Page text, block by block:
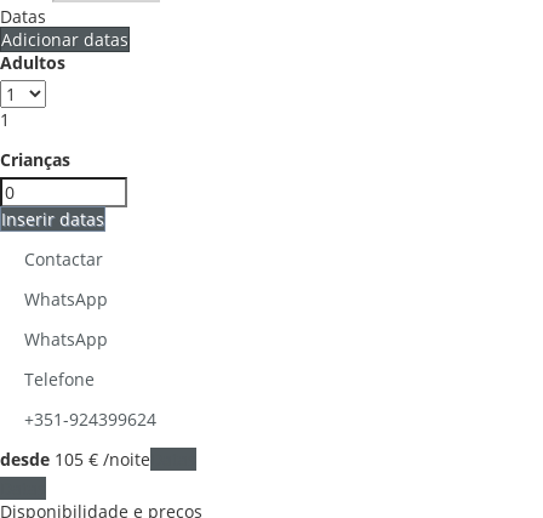
Datas
Adicionar datas
Adultos
1
Crianças
Inserir datas
Contactar
WhatsApp
WhatsApp
Telefone
+351-924399624
desde 105 € /noite
Disponibilidade e preços